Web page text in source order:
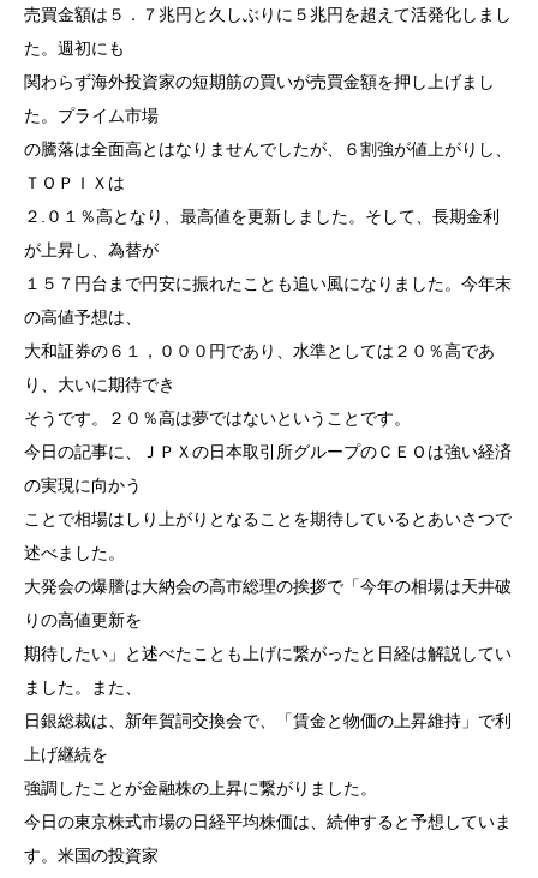
売買金額は５．７兆円と久しぶりに５兆円を超えて活発化しまし
た。週初にも
関わらず海外投資家の短期筋の買いが売買金額を押し上げまし
た。プライム市場
の騰落は全面高とはなりませんでしたが、６割強が値上がりし、
ＴＯＰＩＸは
２.０１％高となり、最高値を更新しました。そして、長期金利
が上昇し、為替が
１５７円台まで円安に振れたことも追い風になりました。今年末
の高値予想は、
大和証券の６１，０００円であり、水準としては２０％高であ
り、大いに期待でき
そうです。２０％高は夢ではないということです。
今日の記事に、ＪＰＸの日本取引所グループのＣＥＯは強い経済
の実現に向かう
ことで相場はしり上がりとなることを期待しているとあいさつで
述べました。
大発会の爆謄は大納会の高市総理の挨拶で「今年の相場は天井破
りの高値更新を
期待したい」と述べたことも上げに繋がったと日経は解説してい
ました。また、
日銀総裁は、新年賀詞交換会で、「賃金と物価の上昇維持」で利
上げ継続を
強調したことが金融株の上昇に繋がりました。
今日の東京株式市場の日経平均株価は、続伸すると予想していま
す。米国の投資家